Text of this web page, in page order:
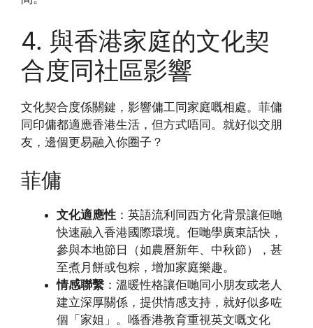
4. 與香港家庭的文化契
合度同社區影響
文化契合度係關鍵，影響傭工同家庭嘅相處。菲傭
同印傭都適應香港生活，但方式唔同。就好似交朋
友，邊個更易融入你圈子？
菲傭
文化適應性 ：英語流利同西方化背景讓佢哋
快速融入香港國際環境。佢哋學廣東話快，
參與本地節日（如農曆新年、中秋節），甚
至煮月餅或包粽，增加家庭樂趣。
情感聯繫 ：溫暖性格讓佢哋同小朋友或老人
建立深厚關係，提供情感支持，就好似多咗
個「家姐」。喺香港教育重視英文嘅文化